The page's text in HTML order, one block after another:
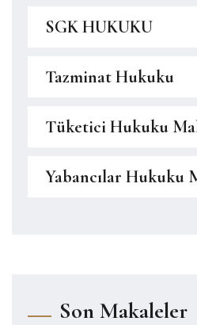
SGK HUKUKU
Tazminat Hukuku
Tüketici Hukuku
Yabancılar Hukuku
Son Makaleler